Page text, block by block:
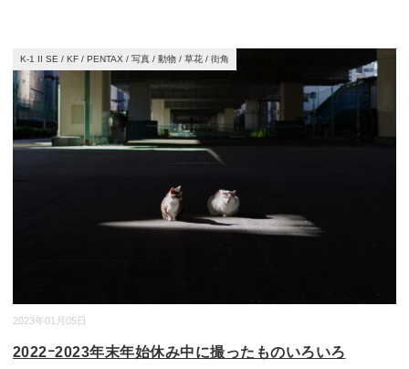
2023年01月05日
K-1 II SE / KF / PENTAX / 写真 / 動物 / 草花 / 街角
2022ｰ2023年末年始休み中に撮ったものいろいろ